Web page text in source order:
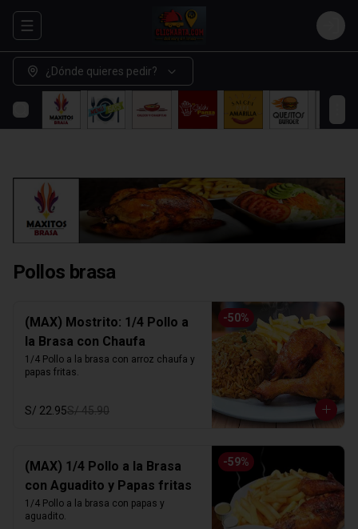
Abrir menu de navegación Login
¿Dónde quieres pedir?
Pollos brasa
-50%
(MAX) Mostrito: 1/4 Pollo a
la Brasa con Chaufa
1/4 Pollo a la brasa con arroz chaufa y
papas fritas.
S/ 22.95S/ 45.90
-59%
(MAX) 1/4 Pollo a la Brasa
con Aguadito y Papas fritas
1/4 Pollo a la brasa con papas y
aguadito.